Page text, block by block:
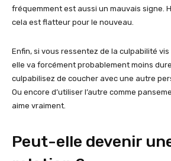
fréquemment est aussi un mauvais signe.
cela est flatteur pour le nouveau.
Enfin, si vous ressentez de la culpabilité
elle va forcément probablement moins
culpabilisez de coucher avec une autre
Ou encore d’utiliser l’autre comme
aime vraiment.
Peut-elle devenir